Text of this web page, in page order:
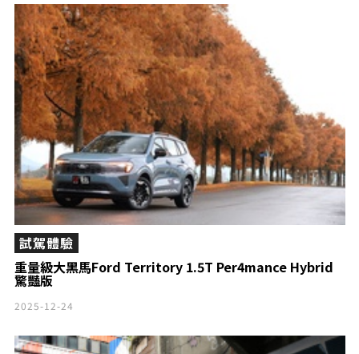
重量級大黑馬Ford Territory 1.5T Per4mance Hybrid
驚豔版
試駕體驗
2025-12-24